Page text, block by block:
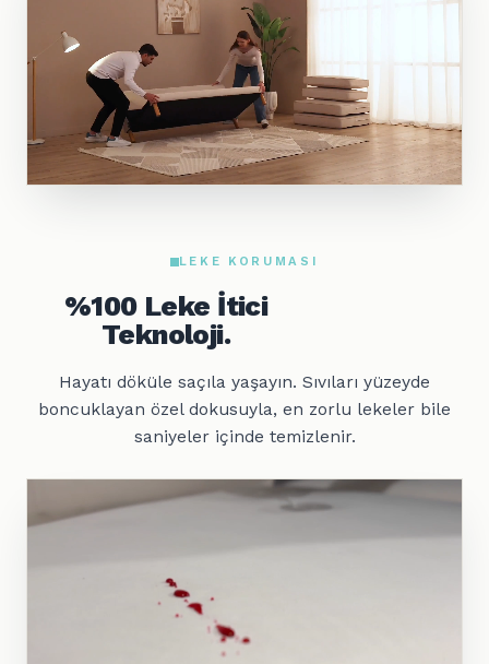
LEKE KORUMASI
%100 Leke İtici
Teknoloji.
Hayatı döküle saçıla yaşayın. Sıvıları yüzeyde
boncuklayan özel dokusuyla, en zorlu lekeler bile
saniyeler içinde temizlenir.